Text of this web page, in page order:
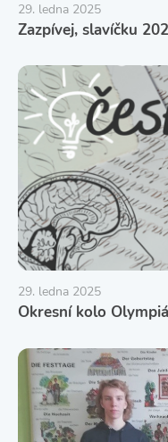
29. ledna 2025
Zazpívej, slavíčku
29. ledna 2025
Okresní kolo